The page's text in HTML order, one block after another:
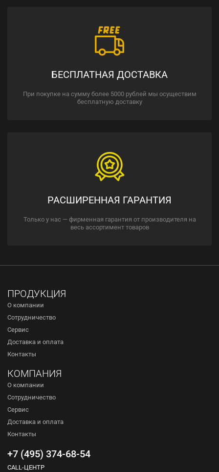
БЕСПЛАТНАЯ ДОСТАВКА
При покупке на сумму более 5000 рублей мы осуществим
бесплатную доставку
РАСШИРЕННАЯ ГАРАНТИЯ
Только у нас — фирменная гарантия от производителя на
весь ассортимент товаров
ПРОДУКЦИЯ
О компании
Сотрудничество
Сервис
Доставка и оплата
Контакты
КОМПАНИЯ
О компании
Сотрудничество
Сервис
Доставка и оплата
Контакты
+7 (495) 374-68-54
CALL-ЦЕНТР